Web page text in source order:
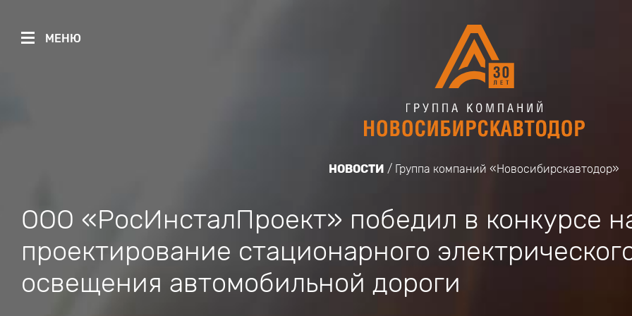
МЕНЮ
НОВОСТИ Группа компаний «Новосибирскавтодор»
ООО «РосИнсталПроект» победил в конкурсе
проектирование стационарного
освещения автомобильной дороги